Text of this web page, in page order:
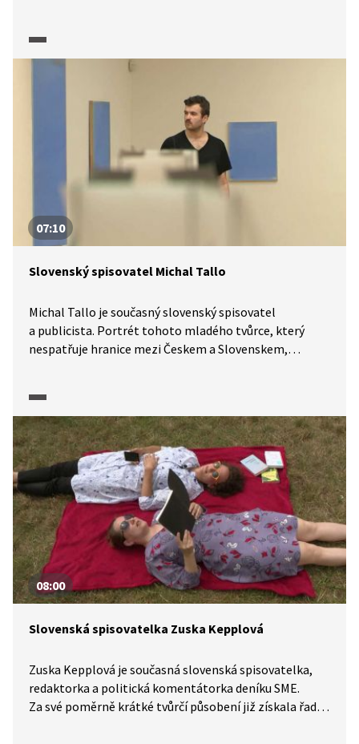
Dozvíme se o jeho vztahu k tvorbě, ale třeba také
k hudbě nebo k pracovnímu prostředí.
07:10
Slovenský spisovatel Michal Tallo
Michal Tallo je současný slovenský spisovatel
a publicista. Portrét tohoto mladého tvůrce, který
nespatřuje hranice mezi Českem a Slovenskem,
a to vše s autorovým doprovodným komentářem
vztahujícím se k jeho tvorbě.
08:00
Slovenská spisovatelka Zuska Kepplová
Zuska Kepplová je současná slovenská spisovatelka,
redaktorka a politická komentátorka deníku SME.
Za své poměrně krátké tvůrčí působení již získala řadu